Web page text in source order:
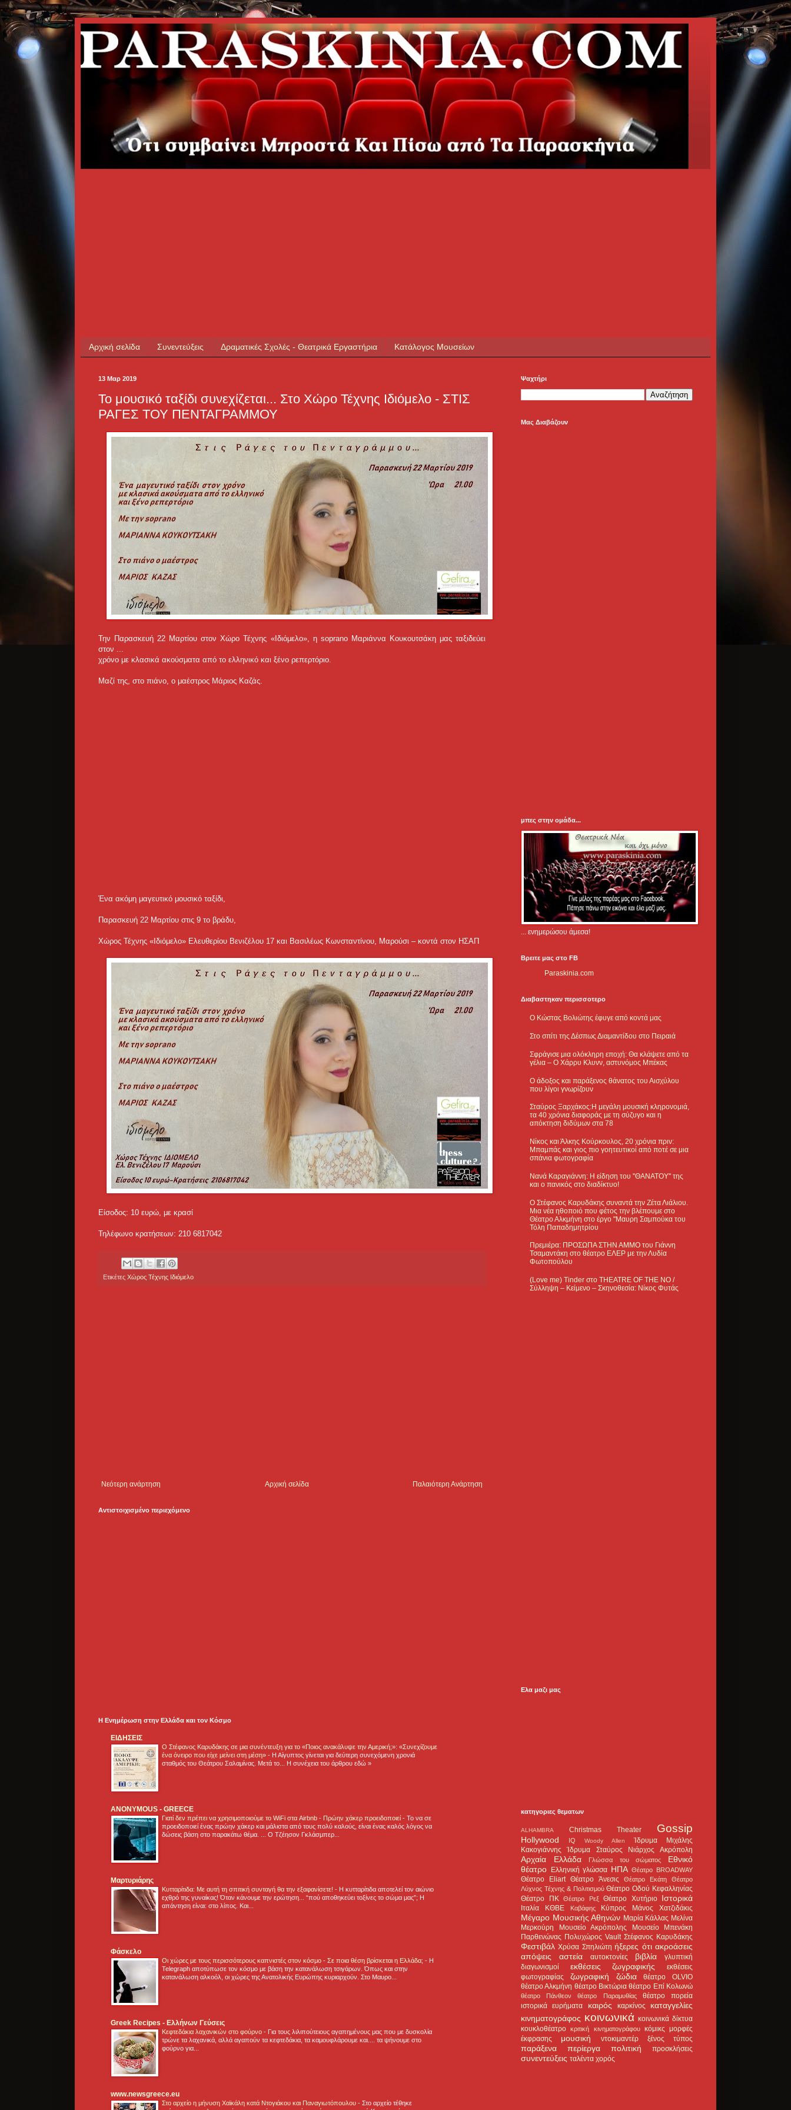
Αρχική σελίδα Συνεντεύξεις Δραματικές Σχολές - Θεατρικά Εργαστήρια Κατάλογος Μουσείων
13 Μαρ 2019
Το μουσικό ταξίδι συνεχίζεται... Στο Χώρο Τέχνης Ιδιόμελο - ΣΤΙΣ
ΡΑΓΕΣ ΤΟΥ ΠΕΝΤΑΓΡΑΜΜΟΥ
Την Παρασκευή 22 Μαρτίου στον Χώρο Τέχνης «Ιδιόμελο», η soprano Μαριάννα Κουκουτσάκη μας ταξιδεύει
στον ...
χρόνο με κλασικά ακούσματα από το ελληνικό και ξένο ρεπερτόριο.
Μαζί της, στο πιάνο, ο μαέστρος Μάριος Καζάς.
Ένα ακόμη μαγευτικό μουσικό ταξίδι,
Παρασκευή 22 Μαρτίου στις 9 το βράδυ,
Χώρος Τέχνης «Ιδιόμελο» Ελευθερίου Βενιζέλου 17 και Βασιλέως Κωνσταντίνου, Μαρούσι – κοντά στον ΗΣΑΠ
Είσοδος: 10 ευρώ, με κρασί
Τηλέφωνο κρατήσεων: 210 6817042
Ετικέτες Χώρος Τέχνης Ιδιόμελο
Νεότερη ανάρτηση Παλαιότερη Ανάρτηση
Αρχική σελίδα
Αντιστοιχισμένο περιεχόμενο
Η Ενημέρωση στην Ελλάδα και τoν Κόσμο
ΕΙΔΗΣΕΙΣ
Ο Στέφανος Καρυδάκης σε μια συνέντευξη για το «Ποιος ανακάλυψε την Αμερική;»: «Συνεχίζουμε
ένα όνειρο που είχε μείνει στη μέση» - Η Αίγυπτος γίνεται για δεύτερη συνεχόμενη χρονιά
σταθμός του Θεάτρου Σαλαμίνας. Μετά το... Η συνέχεια του άρθρου εδώ »
ANONYMOUS - GREECE
Γιατί δεν πρέπει να χρησιμοποιούμε το WiFi στα Airbnb - Πρώην χάκερ προειδοποιεί- Το να σε
προειδοποιεί ένας πρώην χάκερ και μάλιστα από τους πολύ καλούς, είναι ένας καλός λόγος να
δώσεις βάση στο παρακάτω θέμα. ... Ο Τζέησον Γκλάσμπερ...
Μαρτυριάρης
Κυτταρίτιδα: Με αυτή τη σπιτική συνταγή θα την εξαφανίσετε! - H κυτταρίτιδα αποτελεί τον αιώνιο
εχθρό της γυναίκας! Όταν κάνουμε την ερώτηση... “πού αποθηκεύει τοξίνες το σώμα μας”; Η
απάντηση είναι: στο λίπος. Και...
Φάσκελο
Οι χώρες με τους περισσότερους καπνιστές στον κόσμο - Σε ποια θέση βρίσκεται η Ελλάδα; - Η
Telegraph αποτύπωσε τον κόσμο με βάση την κατανάλωση τσιγάρων. Όπως και στην
κατανάλωση αλκοόλ, οι χώρες της Ανατολικής Ευρώπης κυριαρχούν. Στο Μαυρο...
Greek Recipes - Ελλήνων Γεύσεις
Κεφτεδάκια λαχανικών στο φούρνο - Για τους λιλιπούτειους αγαπημένους μας που με δυσκολία
τρώνε τα λαχανικά, αλλά αγαπούν τα κεφτεδάκια, τα καμουφλάρουμε και.... τα ψήνουμε στο
φούρνο για...
www.newsgreece.eu
Στο αρχείο η μήνυση Χαϊκάλη κατά Ντογιάκου και Παναγιωτόπουλου - Στο αρχείο τέθηκε
Ψαχτήρι
Μας Διαβάζουν
μπες στην ομάδα...
... ενημερώσου άμεσα!
Βρειτε μας στο FB
Paraskinia.com
Διαβαστηκαν περισσοτερο
Ο Κώστας Βολιώτης έφυγε από κοντά μας
Στο σπίτι της Δέσπως Διαμαντίδου στο Πειραιά
Σφράγισε μια ολόκληρη εποχή: Θα κλάψετε από τα
γέλια – Ο Χάρρυ Κλυνν, αστυνόμος Μπέκας
Ο άδοξος και παράξενος θάνατος του Αισχύλου
που λίγοι γνωρίζουν
Σταύρος Ξαρχάκος:Η μεγάλη μουσική κληρονομιά,
τα 40 χρόνια διαφοράς με τη σύζυγο και η
απόκτηση διδύμων στα 78
Νίκος και Άλκης Κούρκουλος, 20 χρόνια πριν:
Μπαμπάς και γιος πιο γοητευτικοί από ποτέ σε μια
σπάνια φωτογραφία
Νανά Καραγιάννη: Η είδηση του "ΘΑΝΑΤΟΥ" της
και ο πανικός στο διαδίκτυο!
Ο Στέφανος Καρυδάκης συναντά την Ζέτα Λιάλιου.
Μια νέα ηθοποιό που φέτος την βλέπουμε στο
Θέατρο Αλκμήνη στο έργο "Μαυρη Σαμπούκα του
Τόλη Παπαδημητρίου
Πρεμιέρα: ΠΡΟΣΩΠΑ ΣΤΗΝ ΑΜΜΟ του Γιάννη
Τσαμαντάκη στο θέατρο ΕΛΕΡ με την Λυδία
Φωτοπούλου
(Love me) Tinder στο THEATRE OF THE NO /
Σύλληψη – Κείμενο – Σκηνοθεσία: Νίκος Φυτάς
Ελα μαζι μας
κατηγοριες θεματων
ALHAMBRA Christmas Theater Gossip
Hollywood IQ Woody Allen
Ίδρυμα Μιχάλης
Κακογιάννης
Ίδρυμα Σταύρος Νιάρχος Ακρόπολη
Αρχαία Ελλάδα Γλώσσα του σώματος
Εθνικό
θέατρο Ελληνική γλώσσα ΗΠΑ Θέατρο BROADWAY
Θέατρο Eliart Θέατρο Άνεσις Θέατρο Εκάτη
Θέατρο
Λύχνος Τέχνης & Πολιτισμού Θέατρο Οδού Κεφαλληνίας
Θέατρο ΠΚ
Θέατρο Ρεξ Θέατρο Χυτήριο Ιστορικά
Ιταλία ΚΘΒΕ Καβάφης Κύπρος Μάνος Χατζιδάκις
Μέγαρο Μουσικής Αθηνών Μαρία Κάλλας Μελίνα
Μερκούρη
Μουσείο Ακρόπολης
Μουσείο Μπενάκη
Παρθενώνας Πολυχώρος Vault Στέφανος Καρυδάκης
Φεστιβάλ Χρύσα Σπηλιώτη ήξερες ότι ακροάσεις
απόψεις
αστεία αυτοκτονίες βιβλία
γλυπτική
διαγωνισμοί
εκθέσεις ζωγραφικής
εκθέσεις
φωτογραφίας
ζωγραφική ζώδια
θέατρο OLVIO
θέατρο Αλκμήνη θέατρο Βικτώρια θέατρο Επί Κολωνώ
θέατρο Πάνθεον θέατρο Παραμυθίας
θέατρο πορεία
ιστορικά ευρήματα
καιρός καρκίνος
καταγγελίες
κινηματογράφος κοινωνικά κοινωνικά δίκτυα
κουκλοθέατρο
κριτική κινηματογράφου κόμικς μορφές
έκφρασης
μουσική ντοκιμαντέρ ξένος τύπος
παράξενα περίεργα πολιτική προσκλήσεις
συνεντεύξεις ταλέντα χορός